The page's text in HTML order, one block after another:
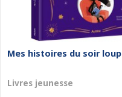
Mes histoires du soir loup
Livres jeunesse